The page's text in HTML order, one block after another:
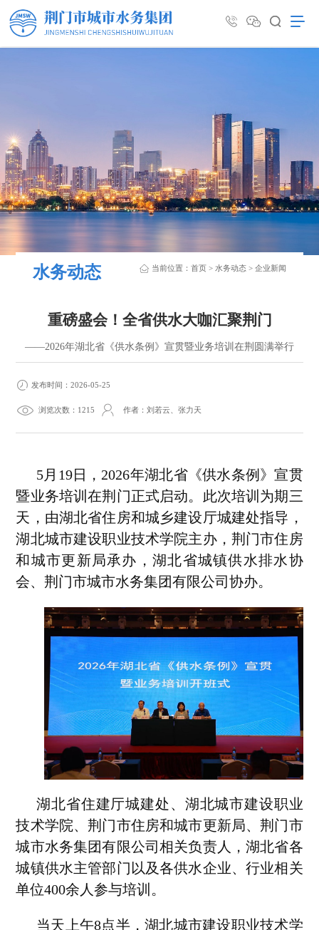
水务动态 当前位置： 首页> 水务动态> 企业新闻
重磅盛会！全省供水大咖汇聚荆门
——2026年湖北省《供水条例》宣贯暨业务培训在荆圆满举行
发布时间：2026-05-25
浏览次数：1215 作者：刘若云、张力天
5月19日，2026年湖北省《供水条例》宣贯
暨业务培训在荆门正式启动。此次培训为期三
天，由湖北省住房和城乡建设厅城建处指导，
湖北城市建设职业技术学院主办，荆门市住房
和城市更新局承办，湖北省城镇供水排水协
会、荆门市城市水务集团有限公司协办。
湖北省住建厅城建处、湖北城市建设职业
技术学院、荆门市住房和城市更新局、荆门市
城市水务集团有限公司相关负责人，湖北省各
城镇供水主管部门以及各供水企业、行业相关
单位400余人参与培训。
当天上午8点半，湖北城市建设职业技术学